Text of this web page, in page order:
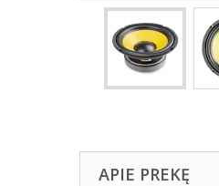
APIE PREKĘ